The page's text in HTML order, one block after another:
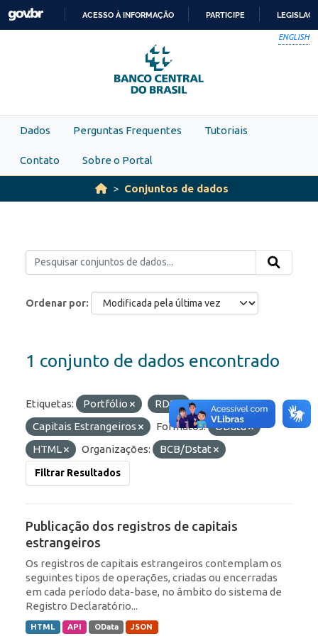
Skip to main content
PARA
O
CONTEÚDO
ACESSO À INFORMAÇÃO PARTICIPE
ENGLISH
Dados Perguntas Frequentes Tutoriais
Contato Sobre o Portal
Conjuntos de dados
Ordenar por
1 conjunto de dados encontrado
Etiquetas: Portfólio
RDE
Capitais Estrangeiros
Formatos:
OData
HTML
Organizações: BCB/Dstat
Filtrar Resultados
Publicação dos registros de capitais
estrangeiros
Os registros de capitais estrangeiros contemplam os
seguintes tipos de operações, criadas ou encerradas
em cada período data-base, no âmbito do sistema de
Registro Declaratório...
HTML API OData JSON